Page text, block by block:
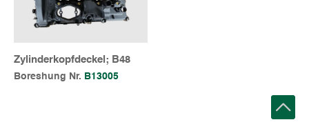
Zylinderkopfdeckel; B48
Boreshung Nr. B13005